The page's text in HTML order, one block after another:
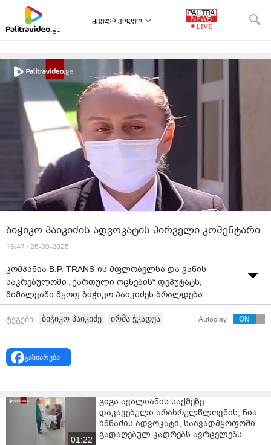
ყველა ვიდეო
ბიჭიკო პაიკიძის ადვოკატის პირველი კომენტარი
16:47 / 25-09-2025
კომპანია B.P. TRANS-ის მფლობელსა და ვანის
საკრებულოში „ქართული ოცნების“ დეპუტატს,
მიმალვაში მყოფ ბიჭიკო პაიკიძეს ბრალდება
ოფიციალურად წაუყენეს.
გამოკითხულიც კი არ არის.
ტეგები: ბიჭიკო პაიკიძე ირმა ჭკადუა Autoplay
გაზიარება
01:22
გიგა ავალიანის საქმეზე
დაკავებული არასრულწლოვნის, ნია
იმნაძის ადვოკატი, საავადმყოფოში
გადაღებულ კადრებს ავრცელებს